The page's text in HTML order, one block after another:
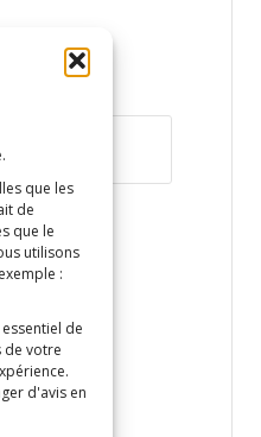
que les
de
que le
utilisons
:
de
de votre
d'avis en